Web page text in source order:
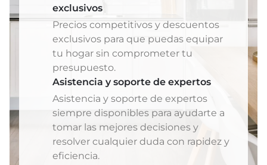
exclusivos
Precios competitivos y descuentos
exclusivos para que puedas equipar
tu hogar sin comprometer tu
presupuesto.
Asistencia y soporte de expertos
Asistencia y soporte de expertos
siempre disponibles para ayudarte a
tomar las mejores decisiones y
resolver cualquier duda con rapidez y
eficiencia.